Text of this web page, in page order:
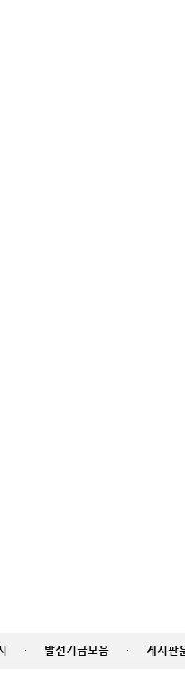
· 발전기금모음 · 게시판